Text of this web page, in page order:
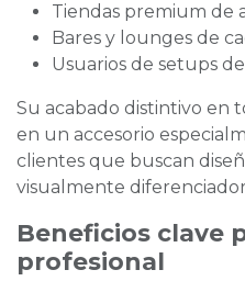
Tiendas premium de
Bares y lounges de
Usuarios de setups
Su acabado distintivo en
en un accesorio
clientes que buscan
visualmente
Beneficios clave
profesional